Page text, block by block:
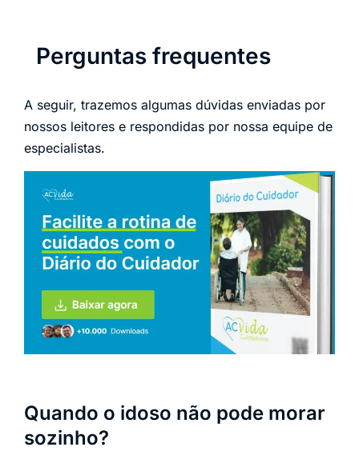
Perguntas frequentes
A seguir, trazemos algumas dúvidas enviadas por
nossos leitores e respondidas por nossa equipe de
especialistas.
Quando o idoso não pode morar
sozinho?